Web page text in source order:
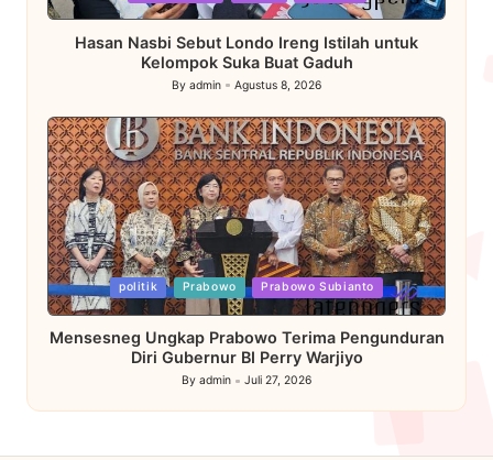
in
Hasan Nasbi Sebut Londo Ireng Istilah untuk
Kelompok Suka Buat Gaduh
Posted
By admin Agustus 8, 2026
Posted
in
politik Prabowo Prabowo Subianto
Mensesneg Ungkap Prabowo Terima Pengunduran
Diri Gubernur BI Perry Warjiyo
Posted
by
By admin Juli 27, 2026